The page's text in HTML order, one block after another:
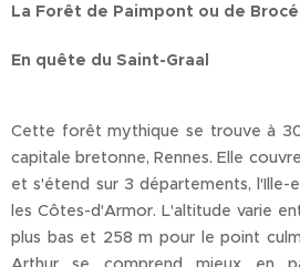
La Forêt de Paimpont ou de
En quête du Saint-Graal
Cette forêt mythique se trouve à
capitale bretonne, Rennes. Elle
et s'étend sur 3 départements, l'Ille-
les Côtes-d'Armor. L'altitude varie
plus bas et 258 m pour le point